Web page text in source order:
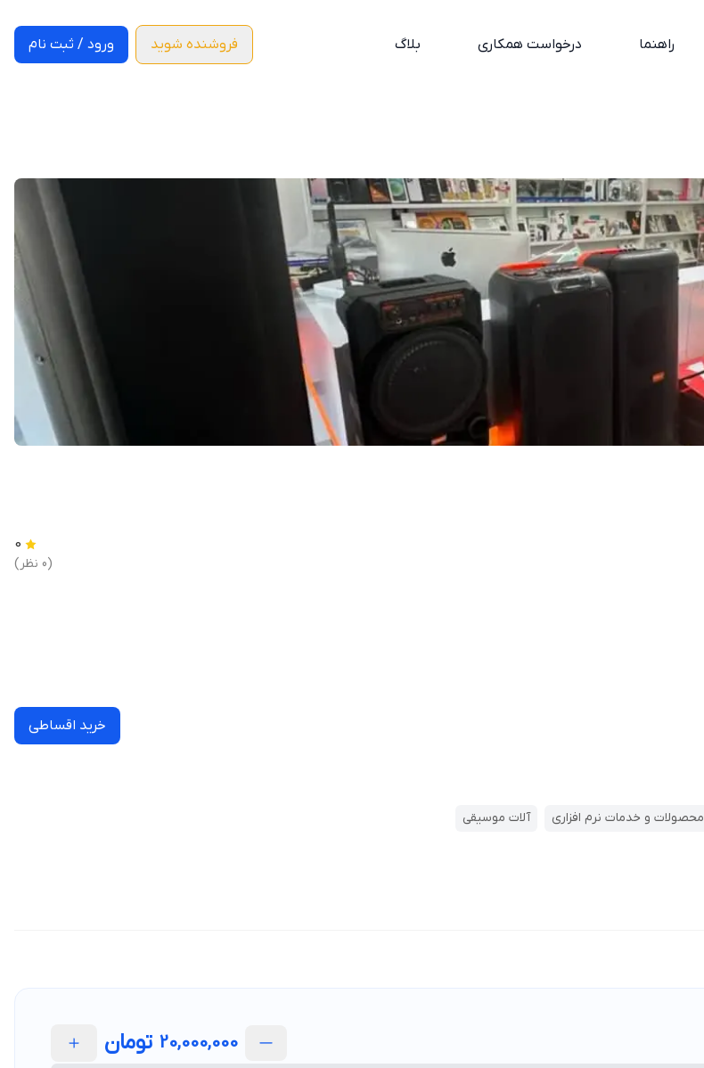
راهنما درخواست همکاری بلاگ فروشنده شوید ورود / ثبت نام
0
(0 نظر)
خرید اقساطی
محصولات و خدمات نرم افزاری آلات موسیقی
20,000,000 تومان